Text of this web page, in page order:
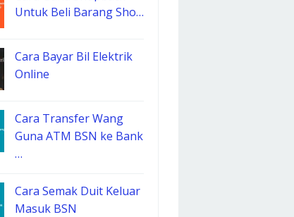
Untuk Beli Barang Sho…
Cara Bayar Bil Elektrik
Online
Cara Transfer Wang
Guna ATM BSN ke Bank
…
Cara Semak Duit Keluar
Masuk BSN